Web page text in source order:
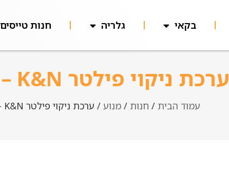
בקאי גלריה חנות טייסים
ערכת ניקוי פילטר K&N – ספריי
עמוד הבית / חנות /מנוע / ערכת ניקוי פילטר K&N – ספריי